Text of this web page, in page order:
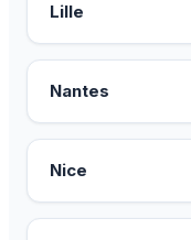
Lille
Nantes
Nice